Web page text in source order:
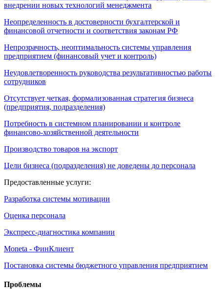
внедрении новых технологий менеджмента
Неопределенность в достоверности бухгалтерской и
финансовой отчетности и соответствия законам РФ
Непрозрачность, неоптимальность системы управления
предприятием (финансовый учет и контроль)
Неудовлетворенность руководства результативностью работы
сотрудников
Отсутствует четкая, формализованная стратегия бизнеса
(предприятия, подразделения)
Потребность в системном планировании и контроле
финансово-хозяйственной деятельности
Производство товаров на экспорт
Цели бизнеса (подразделения) не доведены до персонала
Предоставленные услуги:
Разработка системы мотивации
Оценка персонала
Экспресс-диагностика компании
Moneta - ФинКлиент
Постановка системы бюджетного управления предприятием
Проблемы